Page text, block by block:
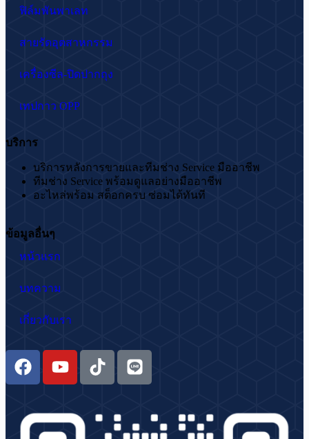
ฟิล์มพันพาเลท
สายรัดอุตสาหกรรม
เครื่องซีล-ปิดปากถุง
เทปกาว OPP
บริการ
บริการหลังการขายและทีมช่าง Service มืออาชีพ
ทีมช่าง Service พร้อมดูแลอย่างมืออาชีพ
อะไหล่พร้อม สต็อกครบ ซ่อมได้ทันที
ข้อมูลอื่นๆ
หน้าแรก
บทความ
เกี่ยวกับเรา